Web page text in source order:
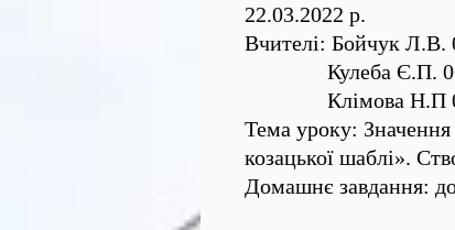
22.03.2022 р.
Вчителі: Бойчук Л.В.
Кулеба Є.П.
Клімова Н.П
Тема уроку:
козацької шаблі».
Домашнє завдання: